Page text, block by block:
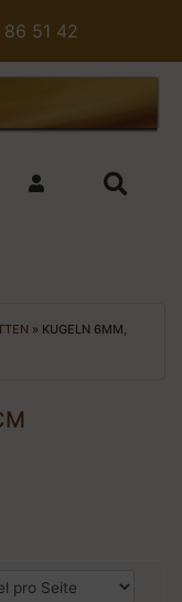
51 42
» KUGELN 6MM,